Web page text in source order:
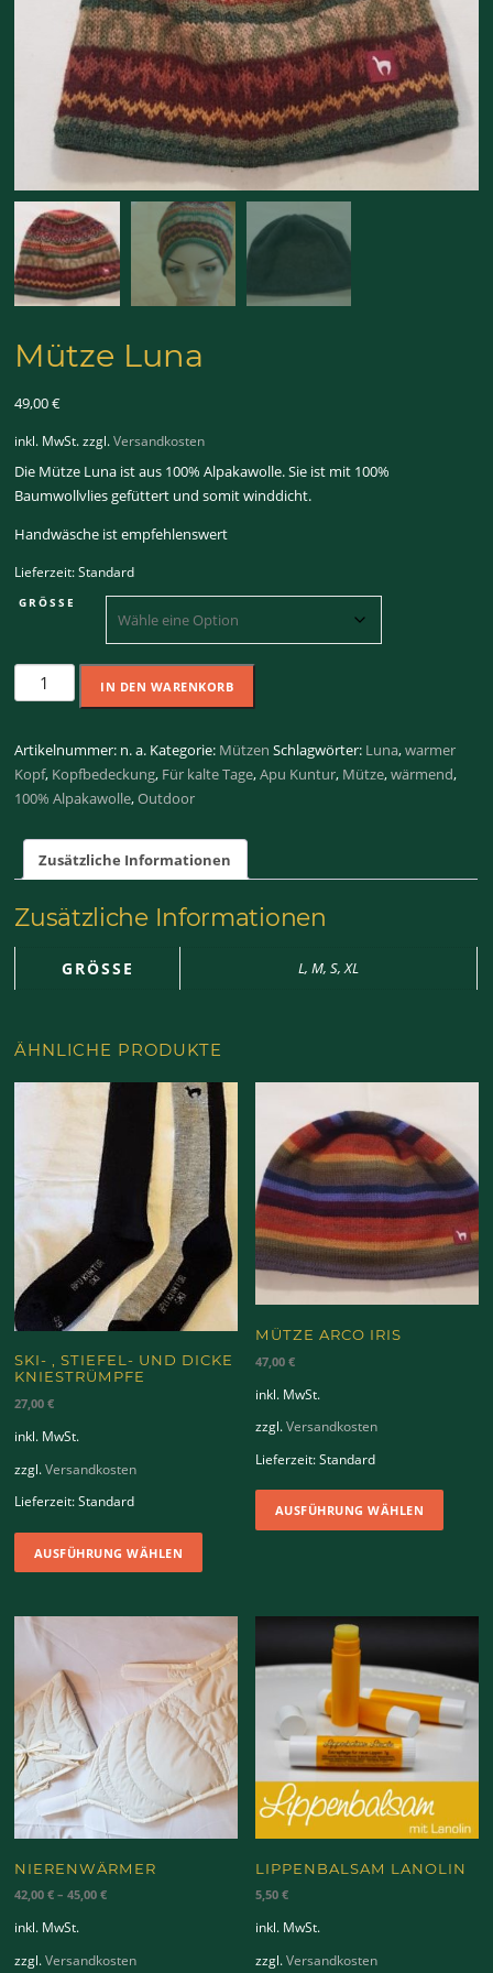
Mütze Luna
49,00€
inkl. MwSt. zzgl.Versandkosten
Die Mütze Luna ist aus 100% Alpakawolle. Sie ist mit 100%
Baumwollvlies gefüttert und somit winddicht.
Handwäsche ist empfehlenswert
Lieferzeit:Standard
GRÖSSE
Mütze
Luna
IN DEN WARENKORB
Artikelnummer: n. a. Kategorie: Mützen Schlagwörter: Luna,warmer
Kopf, Kopfbedeckung, Für kalte Tage,Apu Kuntur, Mütze,wärmend,
100% Alpakawolle,Outdoor
Zusätzliche Informationen
Zusätzliche Informationen
GRÖSSE L, M, S, XL
ÄHNLICHE PRODUKTE
SKI- , STIEFEL- UND DICKE
KNIESTRÜMPFE
27,00€
inkl. MwSt.
zzgl.Versandkosten
Lieferzeit:Standard
AUSFÜHRUNG WÄHLEN
Dieses
Varianten
auf.
Die
Optionen
können
auf
der
Produktseite
MÜTZE ARCO IRIS
47,00€
inkl. MwSt.
zzgl.Versandkosten
Lieferzeit:Standard
AUSFÜHRUNG WÄHLEN
Dieses
weist
können
auf
der
gewählt
NIERENWÄRMER
42,00€ –45,00€
inkl. MwSt.
zzgl.Versandkosten
LIPPENBALSAM LANOLIN
5,50€
inkl. MwSt.
zzgl.Versandkosten